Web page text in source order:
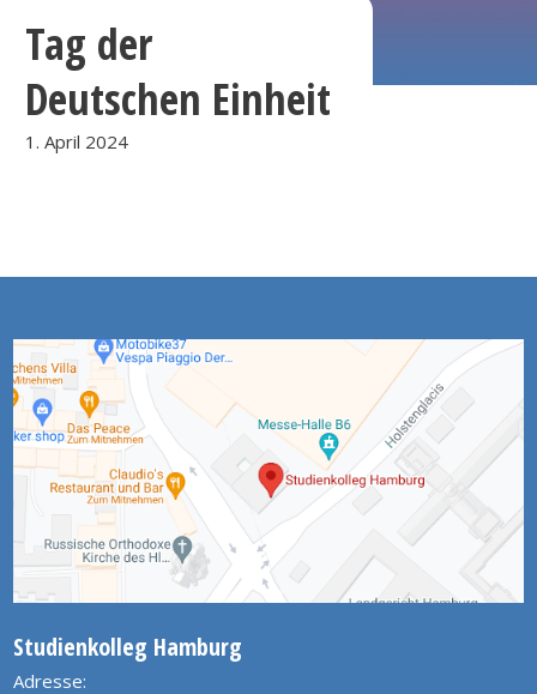
Tag der
Deutschen Einheit
1. April 2024
Studienkolleg Hamburg
Adresse: